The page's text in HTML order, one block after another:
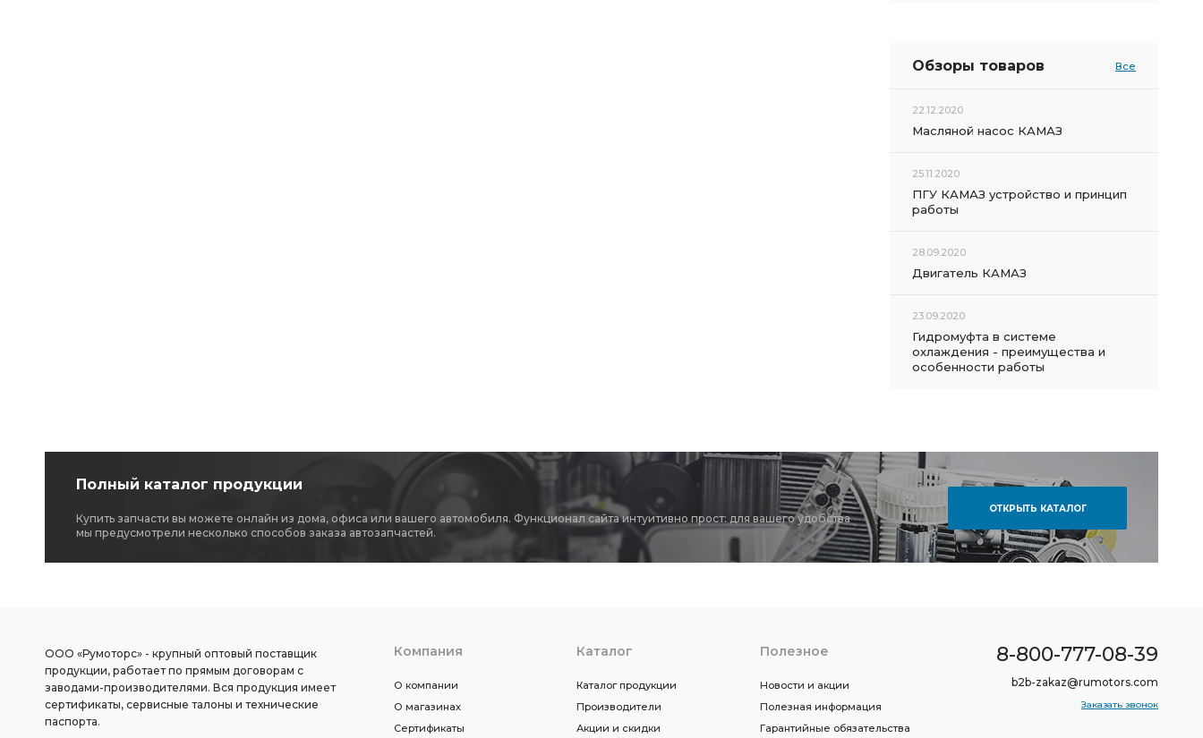
Обзоры товаров Все
22.12.2020
Масляной насос КАМАЗ
25.11.2020
ПГУ КАМАЗ устройство и принцип
работы
28.09.2020
Двигатель КАМАЗ
23.09.2020
Гидромуфта в системе
охлаждения - преимущества и
особенности работы
Полный каталог продукции
Купить запчасти вы можете онлайн из дома, офиса или вашего автомобиля. Функционал сайта интуитивно прост: для вашего удобства
мы предусмотрели несколько способов заказа автозапчастей.
ОТКРЫТЬ КАТАЛОГ
ООО «Румоторс» - крупный оптовый поставщик
продукции, работает по прямым договорам с
заводами-производителями. Вся продукция имеет
сертификаты, сервисные талоны и технические
паспорта.
Компания
О компании
О магазинах
Сертификаты
Каталог
Каталог продукции
Производители
Акции и скидки
Полезное
Новости и акции
Полезная информация
Гарантийные обязательства
8-800-777-08-39
b2b-zakaz@rumotors.com
Заказать звонок